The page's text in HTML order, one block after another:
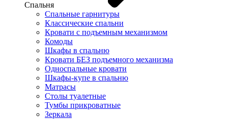
Спальня
Спальные гарнитуры
Классические спальни
Кровати с подъемным механизмом
Комоды
Шкафы в спальню
Кровати БЕЗ подъемного механизма
Односпальные кровати
Шкафы-купе в спальню
Матрасы
Столы туалетные
Тумбы прикроватные
Зеркала